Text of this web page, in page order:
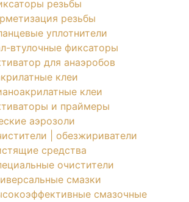
резьбы
резьбы
уплотнители
втулочные фиксаторы
для анаэробов
клеи
клеи
и праймеры
аэрозоли
| обезжириватели
средства​
очистители
смазки
смазочные